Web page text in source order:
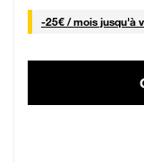
-25€ / mois25 € par
jusqu'à